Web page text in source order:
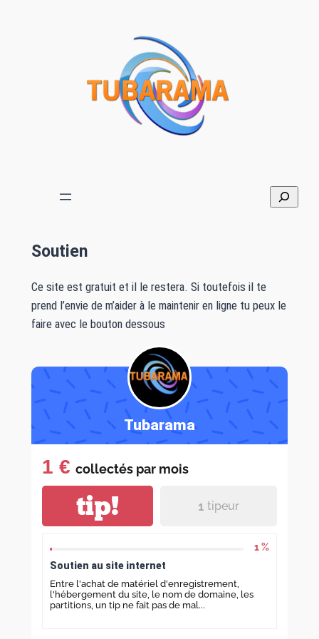
Soutien
Ce site est gratuit et il le restera. Si toutefois il te
prend l’envie de m’aider à le maintenir en ligne tu peux le
faire avec le bouton dessous
Tubarama
1 € collectés par mois
tip! 1 tipeur
1 %
Soutien au site internet
Entre l'achat de matériel d'enregistrement,
l'hébergement du site, le nom de domaine, les
partitions, un tip ne fait pas de mal...